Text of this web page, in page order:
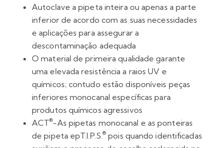
Autoclave a pipeta inteira ou apenas a parte
inferior de acordo com as suas necessidades
e aplicações para assegurar a
descontaminação adequada
O material de primeira qualidade garante
uma elevada resistência a raios UV e
químicos; contudo estão disponíveis peças
inferiores monocanal específicas para
produtos químicos agressivos
ACT®-As pipetas monocanal e as ponteiras
de pipeta epT.I.P.S.® pois quando identificadas